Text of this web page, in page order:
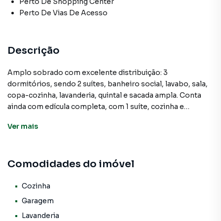
Perto De Vias De Acesso
Descrição
Amplo sobrado com excelente distribuição: 3
dormitórios, sendo 2 suítes, banheiro social, lavabo, sala,
copa-cozinha, lavanderia, quintal e sacada ampla. Conta
ainda com edícula completa, com 1 suíte, cozinha e
Ideal para famílias que buscam conforto e espaço!
Sobrado para Venda em região valorizada do bairro Cipava,
mais informações sobre Sobrado em Osasco? Entre em
contato com nossa equipe pelo telefone (11) 3681-9000.
Ver mais
Comodidades do imóvel
Cozinha
Garagem
Lavanderia